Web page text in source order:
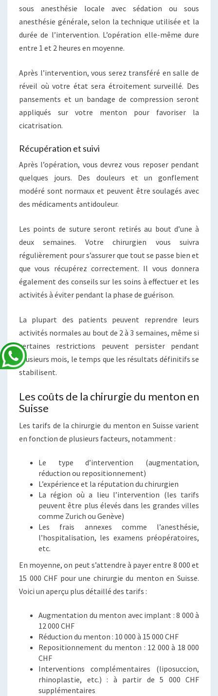
sous anesthésie locale avec sédation ou sous
anesthésie générale, selon la technique utilisée et la
durée de l’intervention. L’opération elle-même dure
entre 1 et 2 heures en moyenne.
Après l’intervention, vous serez transféré en salle de
réveil où votre état sera étroitement surveillé. Des
pansements et un bandage de compression seront
appliqués sur votre menton pour favoriser la
cicatrisation.
Récupération et suivi
Après l’opération, vous devrez vous reposer pendant
quelques jours. Des douleurs et un gonflement
modéré sont normaux et peuvent être soulagés avec
des médicaments antidouleur.
Les points de suture seront retirés au bout d’une à
deux semaines. Votre chirurgien vous suivra
régulièrement pour s’assurer que tout se passe bien et
que vous récupérez correctement. Il vous donnera
également des conseils sur les soins à effectuer et les
activités à éviter pendant la phase de guérison.
La plupart des patients peuvent reprendre leurs
activités normales au bout de 2 à 3 semaines, même si
certaines restrictions peuvent persister pendant
plusieurs mois, le temps que les résultats définitifs se
stabilisent.
Les coûts de la chirurgie du menton en
Suisse
Les tarifs de la chirurgie du menton en Suisse varient
en fonction de plusieurs facteurs, notamment :
Le type d’intervention (augmentation,
réduction ou repositionnement)
L’expérience et la réputation du chirurgien
La région où a lieu l’intervention (les tarifs
peuvent être plus élevés dans les grandes villes
comme Zurich ou Genève)
Les frais annexes comme l’anesthésie,
l’hospitalisation, les examens préopératoires,
etc.
En moyenne, on peut s’attendre à payer entre 8 000 et
15 000 CHF pour une chirurgie du menton en Suisse.
Voici un aperçu plus détaillé des tarifs :
Augmentation du menton avec implant : 8 000 à
12 000 CHF
Réduction du menton : 10 000 à 15 000 CHF
Repositionnement du menton : 12 000 à 18 000
CHF
Interventions complémentaires (liposuccion,
rhinoplastie, etc.) : à partir de 5 000 CHF
supplémentaires